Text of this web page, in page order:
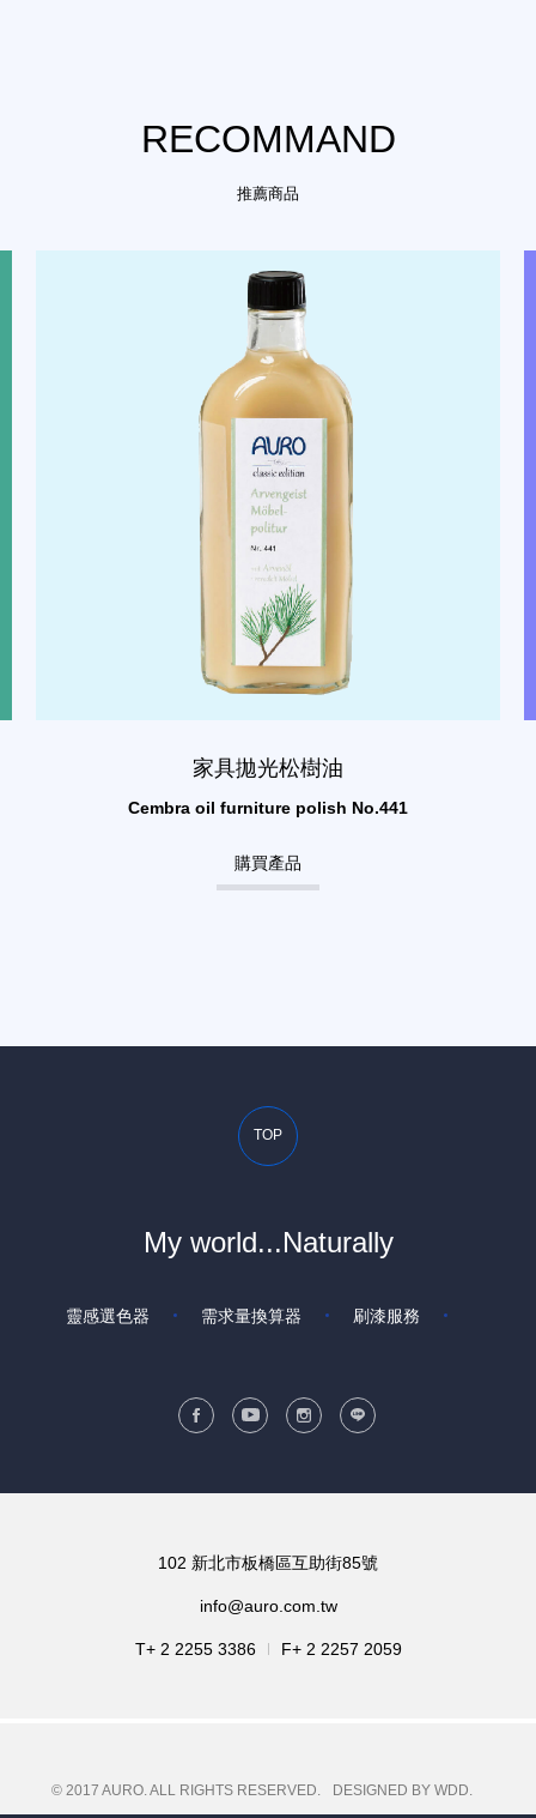
RECOMMAND
推薦商品
家具拋光松樹油
Cembra oil furniture polish No.441
購買產品
TOP
My world...Naturally
靈感選色器 需求量換算器 刷漆服務
102 新北市板橋區互助街85號
info@auro.com.tw
T+ 2 2255 3386 F+ 2 2257 2059
© 2017 AURO. ALL RIGHTS RESERVED. DESIGNED BY WDD.